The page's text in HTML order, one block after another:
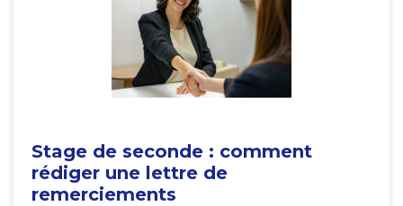
Stage de seconde : comment
rédiger une lettre de
remerciements